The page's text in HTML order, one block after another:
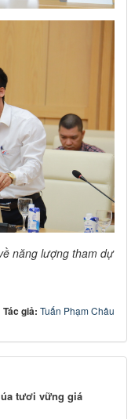
năng lượng tham dự
Tác giả: Tuấn Phạm Châu
tươi vững giá